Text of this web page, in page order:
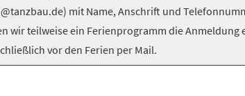
mit Name, Anschrift und
wir teilweise ein Ferienprogramm die Anmeldung
vor den Ferien per Mail.